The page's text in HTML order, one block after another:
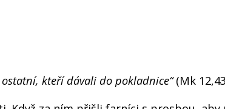
kteří dávali do pokladnice“(Mk